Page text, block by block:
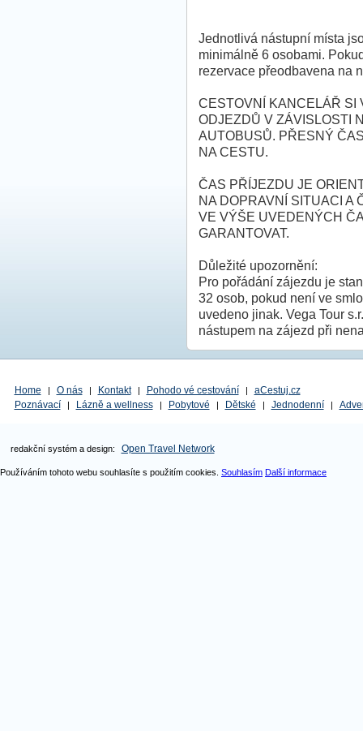
Jednotlivá nástupní místa
minimálně 6 osobami.
rezervace přeodbavena na
CESTOVNÍ KANCELÁŘ SI
ODJEZDŮ V ZÁVISLOSTI
AUTOBUSŮ. PŘESNÝ
NA CESTU.
ČAS PŘÍJEZDU JE
NA DOPRAVNÍ SITUACI A
VE VÝŠE UVEDENÝCH
GARANTOVAT.
Důležité upozornění:
Pro pořádání zájezdu je
32 osob, pokud není ve
uvedeno jinak. Vega Tour
nástupem na zájezd při
Home | O nás | Kontakt | Pohodo vé cestování |
aCestuj.cz
Poznávací
| Lázně a wellness | Pobytové | Dětské | Jednodenní |
redakční systém a design: Open Travel Network
Používáním tohoto webu souhlasíte s použitím cookies. Souhlasím Další informace